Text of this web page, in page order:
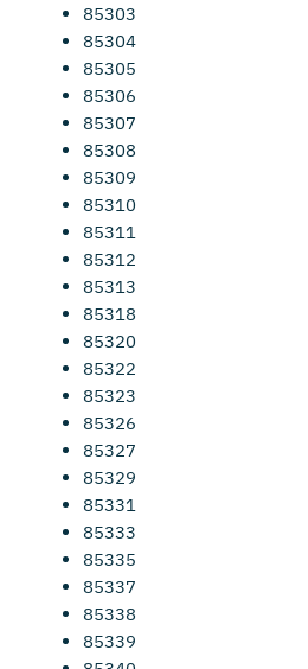
85303
85304
85305
85306
85307
85308
85309
85310
85311
85312
85313
85318
85320
85322
85323
85326
85327
85329
85331
85333
85335
85337
85338
85339